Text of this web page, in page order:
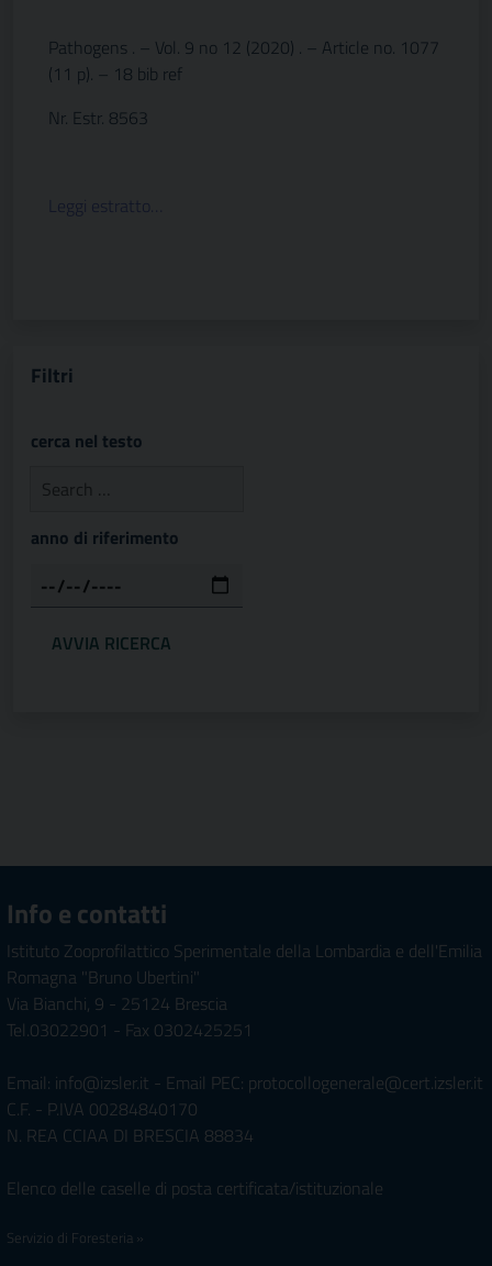
Pathogens . – Vol. 9 no 12 (2020) . – Article no. 1077
(11 p). – 18 bib ref
Nr. Estr. 8563
Leggi estratto…
Filtri
cerca nel testo
anno di riferimento
Info e contatti
Istituto Zooprofilattico Sperimentale della Lombardia e dell'Emilia
Romagna "Bruno Ubertini"
Via Bianchi, 9 - 25124 Brescia
Tel.03022901 - Fax 0302425251
Email: info@izsler.it - Email PEC: protocollogenerale@cert.izsler.it
C.F. - P.IVA 00284840170
N. REA CCIAA DI BRESCIA 88834
Elenco delle caselle di posta certificata/istituzionale
Servizio di Foresteria »